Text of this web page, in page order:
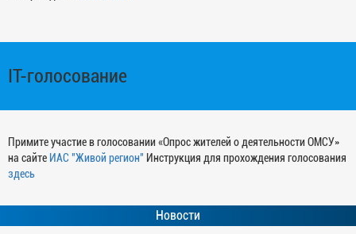
IT-голосование
Примите участие в голосовании «Опрос жителей о деятельности ОМСУ»
на сайте ИАС "Живой регион" Инструкция для прохождения голосования
здесь
Новости